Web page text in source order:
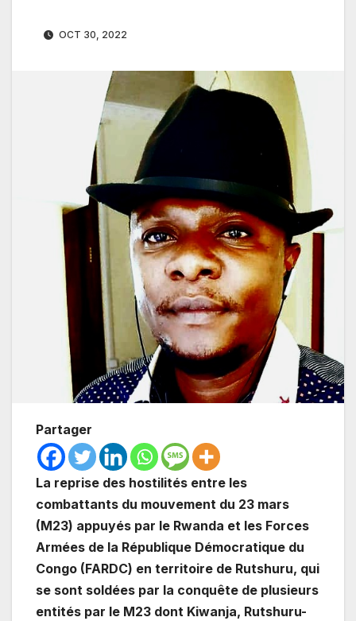
OCT 30, 2022
Partager
La reprise des hostilités entre les
combattants du mouvement du 23 mars
(M23) appuyés par le Rwanda et les Forces
Armées de la République Démocratique du
Congo (FARDC) en territoire de Rutshuru, qui
se sont soldées par la conquête de plusieurs
entités par le M23 dont Kiwanja, Rutshuru-